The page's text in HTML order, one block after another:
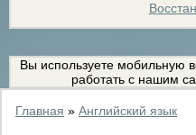
Вы используете мобильную
работать с нашим
Главная » Английский язык